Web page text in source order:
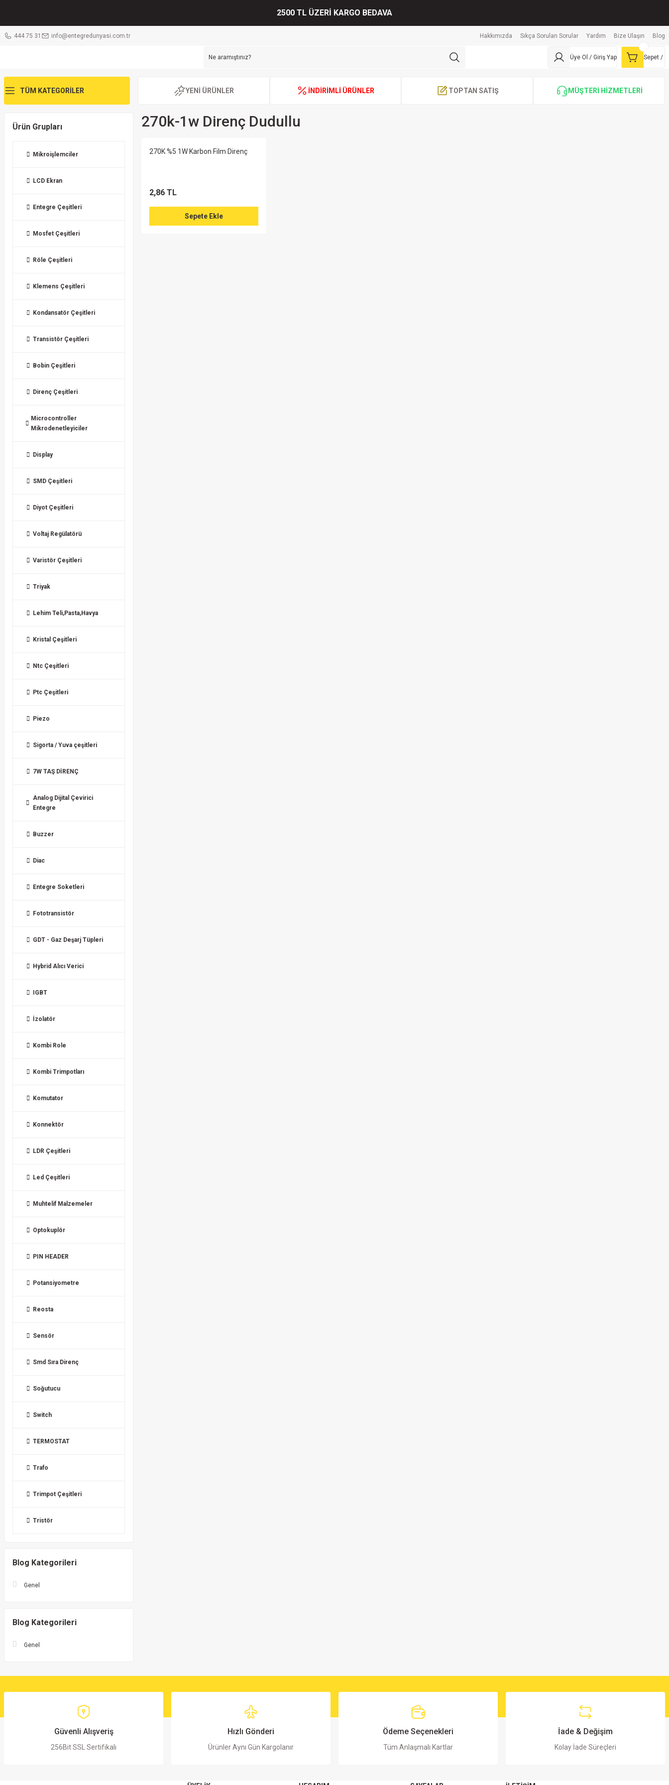
2500 TL ÜZERİ KARGO BEDAVA
444 75 31 info@entegredunyasi.com.tr Hakkımızda Sıkça Sorulan Sorular Yardım Bize Ulaşın Blog
Üye Ol / Giriş Yap Sepet /
TÜM KATEGORİLER YENİ ÜRÜNLER İNDİRİMLİ ÜRÜNLER TOPTAN SATIŞ MÜŞTERİ HİZMETLERİ
Ürün Grupları
Mikroişlemciler
LCD Ekran
Entegre Çeşitleri
Mosfet Çeşitleri
Röle Çeşitleri
Klemens Çeşitleri
Kondansatör Çeşitleri
Transistör Çeşitleri
Bobin Çeşitleri
Direnç Çeşitleri
Microcontroller
Mikrodenetleyiciler
Display
SMD Çeşitleri
Diyot Çeşitleri
Voltaj Regülatörü
Varistör Çeşitleri
Triyak
Lehim Teli,Pasta,Havya
Kristal Çeşitleri
Ntc Çeşitleri
Ptc Çeşitleri
Piezo
Sigorta / Yuva çeşitleri
7W TAŞ DİRENÇ
Analog Dijital Çevirici
Entegre
Buzzer
Diac
Entegre Soketleri
Fototransistör
GDT - Gaz Deşarj Tüpleri
Hybrid Alıcı Verici
IGBT
İzolatör
Kombi Role
Kombi Trimpotları
Komutator
Konnektör
LDR Çeşitleri
Led Çeşitleri
Muhtelif Malzemeler
Optokuplör
PIN HEADER
Potansiyometre
Reosta
Sensör
Smd Sıra Direnç
Soğutucu
Switch
TERMOSTAT
Trafo
Trimpot Çeşitleri
Tristör
Blog Kategorileri
Genel
Blog Kategorileri
Genel
270k-1w Direnç Dudullu
270K %5 1W Karbon Film Direnç
2,86 TL
Sepete Ekle
Güvenli Alışveriş
256Bit SSL Sertifikalı
Hızlı Gönderi
Ürünler Aynı Gün Kargolanır
Ödeme Seçenekleri
Tüm Anlaşmalı Kartlar
İade & Değişim
Kolay İade Süreçleri